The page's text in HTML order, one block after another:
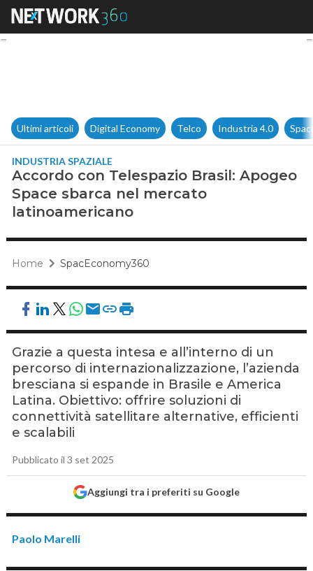
Accordo con Telespazio
Ultimi articoli Digital Economy Telco Industria 4.0
INDUSTRIA SPAZIALE
Accordo con Telespazio Brasil: Apogeo
Space sbarca nel mercato
latinoamericano
Home SpacEconomy360
Grazie a questa intesa e all’interno di un
percorso di internazionalizzazione, l’azienda
bresciana si espande in Brasile e America
Latina. Obiettivo: offrire soluzioni di
connettività satellitare alternative, efficienti
e scalabili
Pubblicato il 3 set 2025
Aggiungi tra i preferiti su Google
Paolo Marelli